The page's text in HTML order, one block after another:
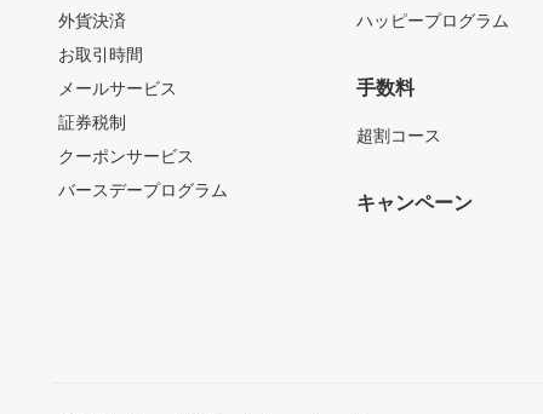
外貨決済
お取引時間
メールサービス
証券税制
クーポンサービス
バースデープログラム
ハッピープログラム
手数料
超割コース
キャンペーン